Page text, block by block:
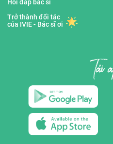
Hỏi đáp bác sĩ
Trở thành đối tác
của IVIE - Bác sĩ ơi